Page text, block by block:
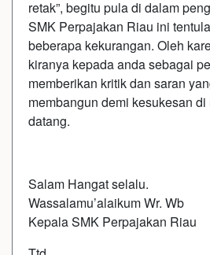
retak”, begitu pula di dalam
SMK Perpajakan Riau ini
beberapa kekurangan. Oleh
kiranya kepada anda sebagai
memberikan kritik dan saran
membangun demi kesukesan
datang.
Salam Hangat selalu.
Wassalamu’alaikum Wr. Wb
Kepala SMK Perpajakan Riau